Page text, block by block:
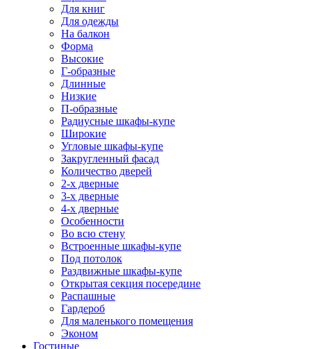
Для книг
Для одежды
На балкон
Форма
Высокие
Г-образные
Длинные
Низкие
П-образные
Радиусные шкафы-купе
Широкие
Угловые шкафы-купе
Закругленный фасад
Количество дверей
2-х дверные
3-х дверные
4-х дверные
Особенности
Во всю стену
Встроенные шкафы-купе
Под потолок
Раздвижные шкафы-купе
Открытая секция посередине
Распашные
Гардероб
Для маленького помещения
Эконом
Гостиные